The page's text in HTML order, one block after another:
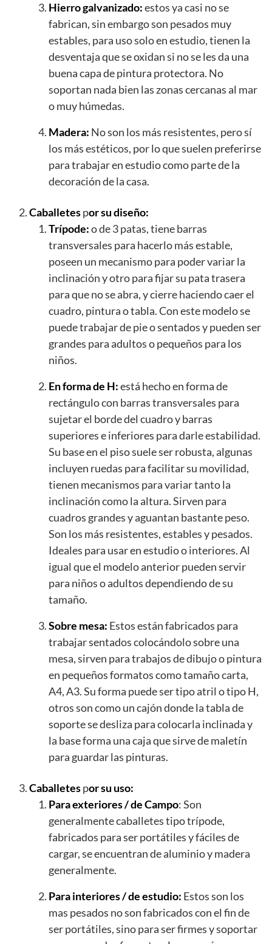
Hierro galvanizado:estos ya casi no se
fabrican, sin embargo son pesados muy
estables, para uso solo en estudio, tienen la
desventaja que se oxidan si no se les da una
buena capa de pintura protectora. No
soportan nada bien las zonas cercanas al mar
o muy húmedas.
Madera: No son los más resistentes, pero sí
los más estéticos, por lo que suelen preferirse
para trabajar en estudio como parte de la
decoración de la casa.
Caballetespor su diseño:
Trípode:o de 3 patas, tiene barras
transversales para hacerlo más estable,
poseen un mecanismo para poder variar la
inclinación y otro para fijar su pata trasera
para que no se abra, y cierre haciendo caer el
cuadro, pintura o tabla. Con este modelo se
puede trabajar de pie o sentados y pueden ser
grandes para adultos o pequeños para los
niños.
En forma de H:está hecho en forma de
rectángulo con barras transversales para
sujetar el borde del cuadro y barras
superiores e inferiores para darle estabilidad.
Su base en el piso suele ser robusta, algunas
incluyen ruedas para facilitar su movilidad,
tienen mecanismos para variar tanto la
inclinación como la altura. Sirven para
cuadros grandes y aguantan bastante peso.
Son los más resistentes, estables y pesados.
Ideales para usar en estudio o interiores. Al
igual que el modelo anterior pueden servir
para niños o adultos dependiendo de su
tamaño.
Sobre mesa: Estos están fabricados para
trabajar sentados colocándolo sobre una
mesa, sirven para trabajos de dibujo o pintura
en pequeños formatos como tamaño carta,
A4, A3. Su forma puede ser tipo atril o tipo H,
otros son como un cajón donde la tabla de
soporte se desliza para colocarla inclinada y
la base forma una caja que sirve de maletín
para guardar las pinturas.
Caballetespor su uso:
Para exteriores / de Campo: Son
generalmente caballetes tipo trípode,
fabricados para ser portátiles y fáciles de
cargar, se encuentran de aluminio y madera
generalmente.
Para interiores / de estudio: Estos son los
mas pesados no son fabricados con el fin de
ser portátiles, sino para ser firmes y soportar